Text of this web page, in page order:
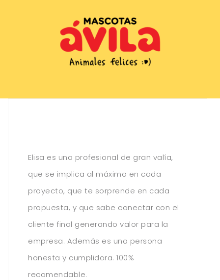
Elisa es una profesional de gran valía,
que se implica al máximo en cada
proyecto, que te sorprende en cada
propuesta, y que sabe conectar con el
cliente final generando valor para la
empresa. Además es una persona
honesta y cumplidora. 100%
recomendable.